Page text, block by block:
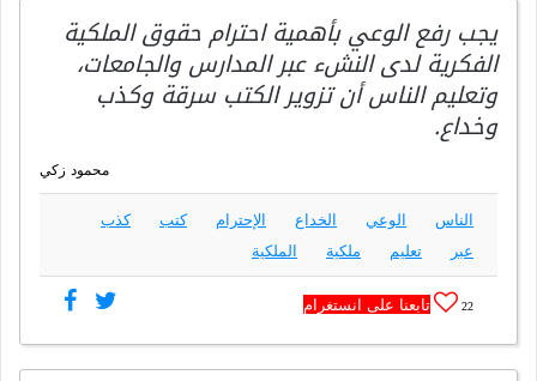
يجب رفع الوعي بأهمية احترام حقوق الملكية
الفكرية لدى النشء عبر المدارس والجامعات،
وتعليم الناس أن تزوير الكتب سرقة وكذب
وخداع.
محمود زكي
الناس الوعي الخداع الإحترام كتب
كذب
عبر
تعليم ملكية الملكية
22 تابعنا على انستغرام